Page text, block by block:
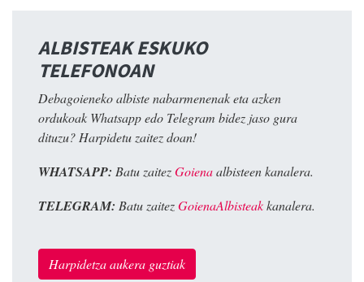
ALBISTEAK ESKUKO
TELEFONOAN
Debagoieneko albiste nabarmenenak eta azken
ordukoak Whatsapp edo Telegram bidez jaso gura
dituzu? Harpidetu zaitez doan!
WHATSAPP: Batu zaitezGoienaalbisteen kanalera.
TELEGRAM: Batu zaitezGoienaAlbisteakkanalera.
Harpidetza aukera guztiak